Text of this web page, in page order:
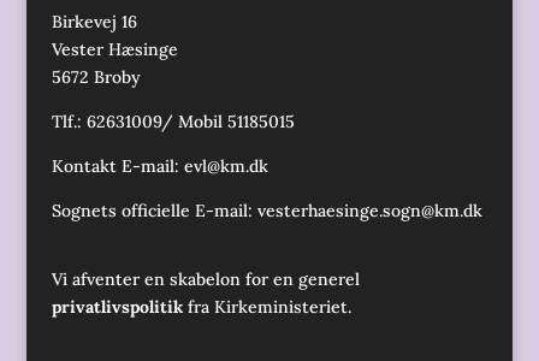
Birkevej 16
Vester Hæsinge
5672 Broby
Tlf.: 62631009/ Mobil 51185015
Kontakt E-mail: evl@km.dk
Sognets officielle E-mail: vesterhaesinge.sogn@km.dk
Vi afventer en skabelon for en generel
privatlivspolitikfra Kirkeministeriet.